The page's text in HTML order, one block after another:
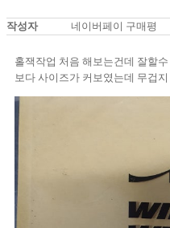
작성자
네이버페이 구매평
홀잭작업 처음 해보는건데 잘할
보다 사이즈가 커보였는데 무겁